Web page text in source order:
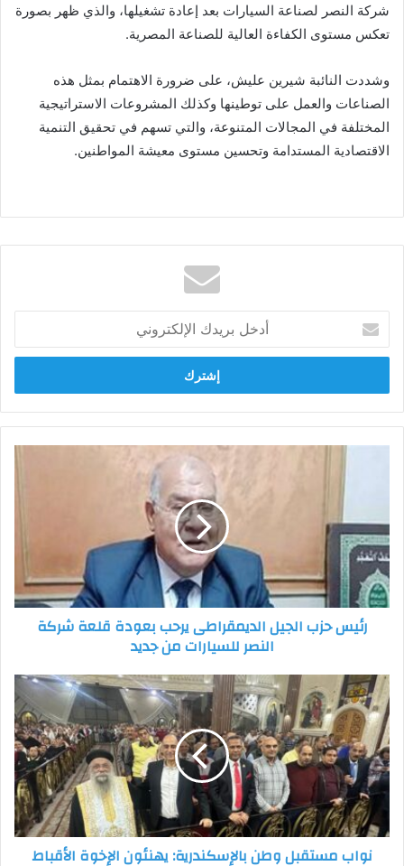
شركة النصر لصناعة السيارات بعد إعادة تشغيلها، والذي ظهر بصورة
تعكس مستوى الكفاءة العالية للصناعة المصرية.
وشددت النائبة شيرين عليش، على ضرورة الاهتمام بمثل هذه
الصناعات والعمل على توطينها وكذلك المشروعات الاستراتيجية
المختلفة في المجالات المتنوعة، والتي تسهم في تحقيق التنمية
الاقتصادية المستدامة وتحسين مستوى معيشة المواطنين.
بريدك
الإلكتروني
يرحب
بعودة
قلعة
شركة
النصر
للسيارات
رئيس حزب الجيل الديمقراطى يرحب بعودة قلعة شركة
النصر للسيارات من جديد
نواب
مستقبل
وطن
بالإسكندرية:
يهنئون
الإخوة
الأقباط
بعيد
"ماري
جرجس
نواب مستقبل وطن بالإسكندرية: يهنئون الإخوة الأقباط